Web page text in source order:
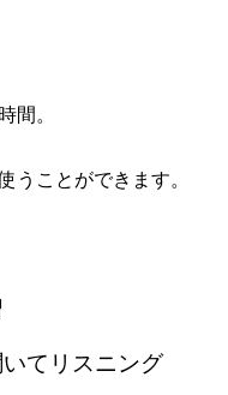
間。
うことができます。
いてリスニング